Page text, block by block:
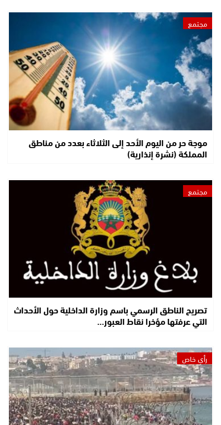
مجتمع
موجة حر من اليوم الأحد إلى الثلاثاء بعدد من مناطق
المملكة (نشرة إنذارية)
مجتمع
تصريح الناطق الرسمي باسم وزارة الداخلية حول الأحداث
التي عرفتها مؤخرا نقاط العبور…
رأي خاص